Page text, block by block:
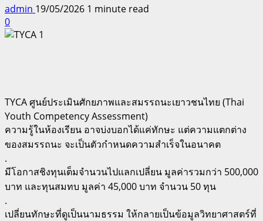
admin 19/05/2026 1 minute read
0
TYCA ศูนย์ประเมินศักยภาพและสมรรถนะเยาวชนไทย (Thai
Youth Competency Assessment)
ความรู้ในห้องเรียน อาจบ่งบอกได้แค่ทักษะ แต่ความแตกต่าง
ของสมรรถนะ จะเป็นตัวกำหนดความสำเร็จในอนาคต
.
มีโอกาสชิงทุนเต็มจำนวนไปแลกเปลี่ยน มูลค่ารวมกว่า 500,000
บาท และทุนสมทบ มูลค่า 45,000 บาท จำนวน 50 ทุน
.
เปลี่ยนทักษะที่ดูเป็นนามธรรม ให้กลายเป็นข้อมูลวิทยาศาสตร์ที่